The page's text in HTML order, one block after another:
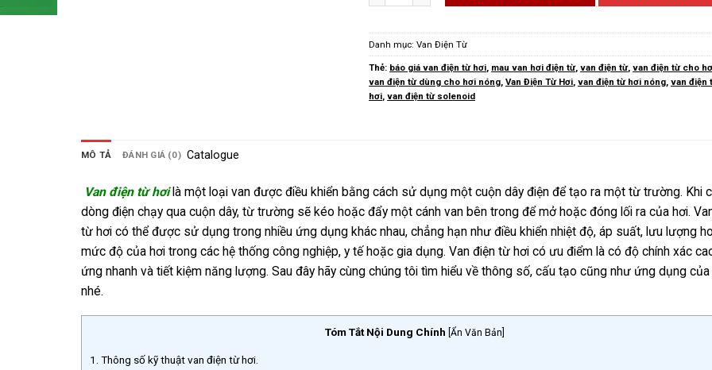
Danh mục:Van Điện Từ
Thẻ: báo giá van điện từ hơi, mau van hơi điện từ,van điện từ,van điện từ cho
van điện từ dùng cho hơi nóng,Van Điện Từ Hơi,van điện từ hơi nóng,van điện
hơi,van điện từ solenoid
MÔ TẢ ĐÁNH GIÁ (0) Catalogue
Van điện từ hơilà một loại van được điều khiển bằng cách sử dụng một cuộn dây điện để tạo ra một từ trường. Khi
dòng điện chạy qua cuộn dây, từ trường sẽ kéo hoặc đẩy một cánh van bên trong để mở hoặc đóng lối ra của hơi.
từ hơi có thể được sử dụng trong nhiều ứng dụng khác nhau, chẳng hạn như điều khiển nhiệt độ, áp suất, lưu lượng
mức độ của hơi trong các hệ thống công nghiệp, y tế hoặc gia dụng. Van điện từ hơi có ưu điểm là có độ chính xác
ứng nhanh và tiết kiệm năng lượng. Sau đây hãy cùng chúng tôi tìm hiểu về thông số, cấu tạo cũng như ứng dụng
nhé.
Tóm Tắt Nội Dung Chính Ẩn Văn Bản
1. Thông số kỹ thuật van điện từ hơi.